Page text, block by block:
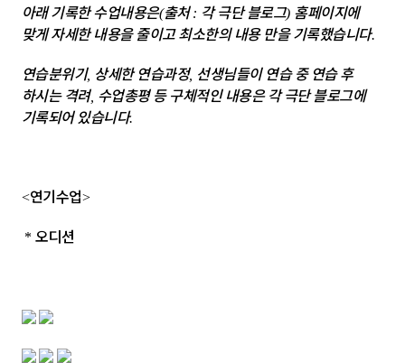
아래 기록한 수업내용은(출처: 각 극단 블로그) 홈페이지에
맞게 자세한 내용을 줄이고 최소한의 내용 만을 기록했습니다.
연습분위기, 상세한 연습과정, 선생님들이 연습 중 연습 후
하시는 격려, 수업총평 등 구체적인 내용은 각 극단 블로그에
기록되어 있습니다.
<연기수업>
*오디션